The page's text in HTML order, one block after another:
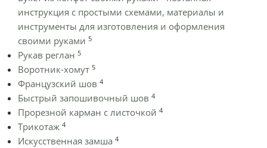
инструкция с простыми схемами, материалы и
инструменты для изготовления и оформления
своими руками 5
Рукав реглан 5
Воротник-хомут 5
Французский шов 4
Быстрый запошивочный шов 4
Прорезной карман с листочкой 4
Трикотаж 4
Искусственная замша 4